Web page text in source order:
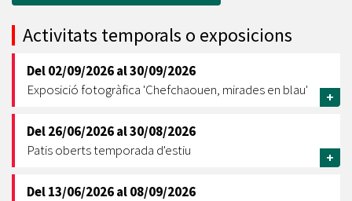
Activitats temporals o exposicions
Del02/09/2026al30/09/2026
Exposició fotogràfica 'Chefchaouen, mirades en blau'
+
Del26/06/2026al30/08/2026
Patis oberts temporada d'estiu
+
Del13/06/2026al08/09/2026